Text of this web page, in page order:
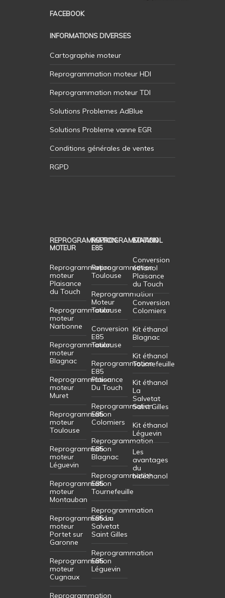
FACEBOOK
INFORMATIONS DIVERSES
Cartographie moteur
Reprogrammation moteur HDI
Reprogrammation moteur TDI
Solutions Problemes AdBlue
Solutions Probleme vanne EGR
Conditions générales de ventes
RGPD
REPROGRAMMATION
MOTEUR
Reprogrammation
moteur
Plaisance
du Touch
Reprogrammation
moteur
Narbonne
Reprogrammation
moteur
Blagnac
Reprogrammation
moteur
Muret
Reprogrammation
moteur
Toulouse
Reprogrammation
moteur
Léguevin
Reprogrammation
moteur
Montauban
Reprogrammation
moteur
Portet sur
Garonne
Reprogrammation
moteur
Cugnaux
Reprogrammation
REPROGRAMMATION
E85
Reprogrammation
Toulouse
Reprogrammation
Moteur
Toulouse
Conversion
E85
Toulouse
Reprogrammation
E85
Plaisance
Du Touch
Reprogrammation
E85
Colomiers
Reprogrammation
E85
Blagnac
Reprogrammation
E85
Tournefeuille
Reprogrammation
E85 La
Salvetat
Saint Gilles
Reprogrammation
E85
Léguevin
ETHANOL
Conversion
éthanol
Plaisance
du Touch
Conversion
Colomiers
Kit éthanol
Blagnac
Kit éthanol
Tournefeuille
Kit éthanol
La
Salvetat
Saint Gilles
Kit éthanol
Léguevin
Les
avantages
du
bioéthanol